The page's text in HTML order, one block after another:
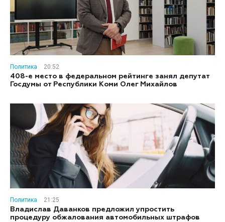
Политика
20:52
408-е место в федеральном рейтинге занял депутат
Госдумы от Республики Коми Олег Михайлов
Политика
21:25
Владислав Даванков предложил упростить
процедуру обжалования автомобильных штрафов